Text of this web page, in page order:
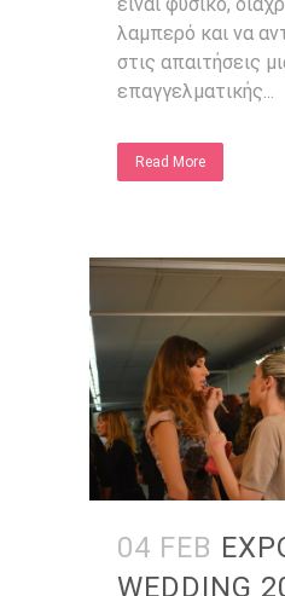
είναι φυσικό,
λαμπερό και να
στις απαιτήσεις
επαγγελματικής...
Read More
04 FEB
WEDDING